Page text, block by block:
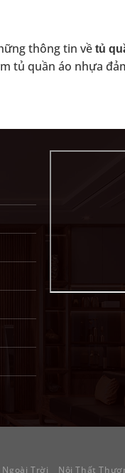
thông tin về tủ
tủ quần áo nhựa
Trời Nội Thất